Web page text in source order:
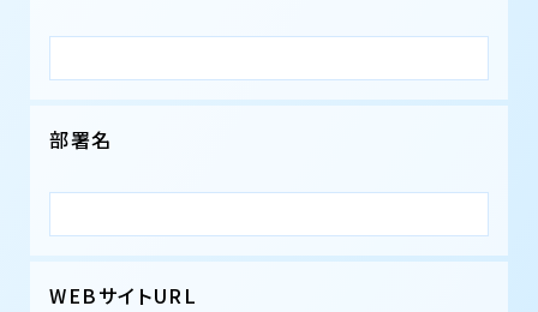
部署名
WEBサイトURL